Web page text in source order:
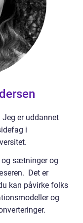
er uddannet
i
sætninger og
Det er
kan påvirke folks
og